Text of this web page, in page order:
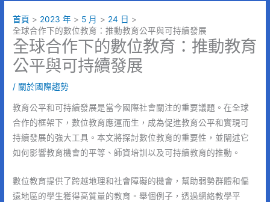
首頁 2023 年 5 月
24 日
全球合作下的數位教育：推動教育公平與可持續發展
全球合作下的數位教育：推動教育
公平與可持續發展
/ 關於國際趨勢
教育公平和可持續發展是當今國際社會關注的重要議題。在全球
合作的框架下，數位教育應運而生，成為促進教育公平和實現可
持續發展的強大工具。本文將探討數位教育的重要性，並闡述它
如何影響教育機會的平等、師資培訓以及可持續教育的推動。
數位教育提供了跨越地理和社會障礙的機會，幫助弱勢群體和偏
遠地區的學生獲得高質量的教育。舉個例子，透過網絡教學平